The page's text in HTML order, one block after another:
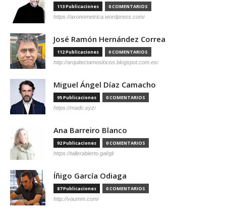
113 Publicaciones 0 COMENTARIOS
https://axonometrica.wordpress.com/
José Ramón Hernández Correa
112 Publicaciones 0 COMENTARIOS
http://arquitectamoslocos.blogspot.com.es/
Miguel Ángel Díaz Camacho
95 Publicaciones 0 COMENTARIOS
https://madc.xyz/
Ana Barreiro Blanco
92 Publicaciones 0 COMENTARIOS
https://tallerabierto.gal/gl/
Íñigo García Odiaga
87 Publicaciones 0 COMENTARIOS
http://vaumm.com/